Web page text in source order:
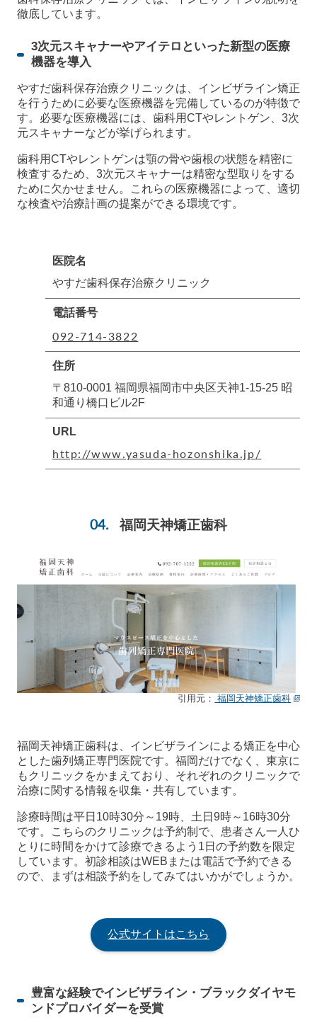
徹底しています。
3次元スキャナーやアイテロといった新型の医療
機器を導入
やすだ歯科保存治療クリニックは、インビザライン矯正
を行うために必要な医療機器を完備しているのが特徴で
す。必要な医療機器には、歯科用CTやレントゲン、3次
元スキャナーなどが挙げられます。
歯科用CTやレントゲンは顎の骨や歯根の状態を精密に
検査するため、3次元スキャナーは精密な型取りをする
ために欠かせません。これらの医療機器によって、適切
な検査や治療計画の提案ができる環境です。
医院名
やすだ歯科保存治療クリニック
電話番号
092-714-3822
住所
〒810-0001 福岡県福岡市中央区天神1-15-25 昭
和通り橋口ビル2F
URL
http://www.yasuda-hozonshika.jp/
福岡天神矯正歯科
引用元： 福岡天神矯正歯科
福岡天神矯正歯科は、インビザラインによる矯正を中心
とした歯列矯正専門医院です。福岡だけでなく、東京に
もクリニックをかまえており、それぞれのクリニックで
治療に関する情報を収集・共有しています。
診療時間は平日10時30分～19時、土日9時～16時30分
です。こちらのクリニックは予約制で、患者さん一人ひ
とりに時間をかけて診療できるよう1日の予約数を限定
しています。初診相談はWEBまたは電話で予約できる
ので、まずは相談予約をしてみてはいかがでしょうか。
公式サイトはこちら
豊富な経験でインビザライン・ブラックダイヤモ
ンドプロバイダーを受賞